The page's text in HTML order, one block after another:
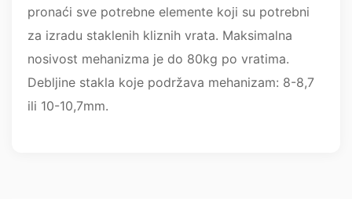
pronaći sve potrebne elemente koji su potrebni
za izradu staklenih kliznih vrata. Maksimalna
nosivost mehanizma je do 80kg po vratima.
Debljine stakla koje podržava mehanizam: 8-8,7
ili 10-10,7mm.